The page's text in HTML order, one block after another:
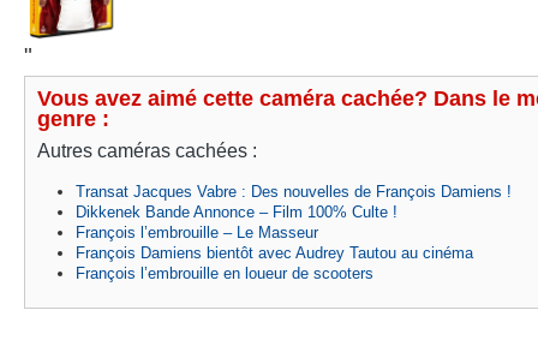
"
Vous avez aimé cette caméra cachée? Dans le
genre :
Autres caméras cachées :
Transat Jacques Vabre : Des nouvelles de François Damiens !
Dikkenek Bande Annonce – Film 100% Culte !
François l’embrouille – Le Masseur
François Damiens bientôt avec Audrey Tautou au cinéma
François l’embrouille en loueur de scooters